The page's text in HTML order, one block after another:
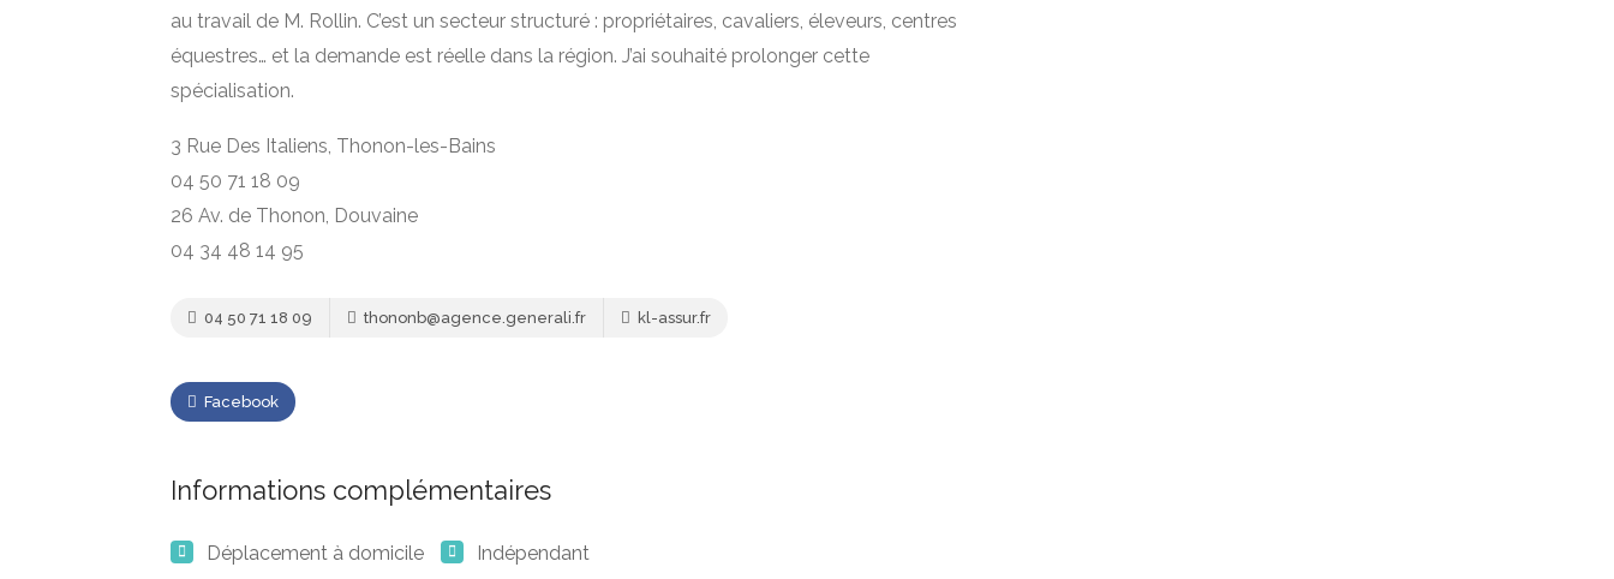
au travail de M. Rollin. C’est un secteur structuré : propriétaires, cavaliers, éleveurs, centres
équestres… et la demande est réelle dans la région. J’ai souhaité prolonger cette
spécialisation.
3 Rue Des Italiens, Thonon-les-Bains
04 50 71 18 09
26 Av. de Thonon, Douvaine
04 34 48 14 95
04 50 71 18 09 thononb@agence.generali.fr kl-assur.fr
Facebook
Informations complémentaires
Déplacement à domicile Indépendant